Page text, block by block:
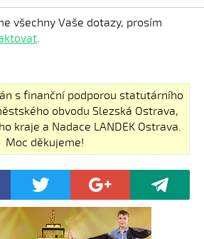
všechny Vaše dotazy, prosím
.
s finanční podporou statutárního
obvodu Slezská Ostrava,
kraje a Nadace LANDEK Ostrava.
Moc děkujeme!